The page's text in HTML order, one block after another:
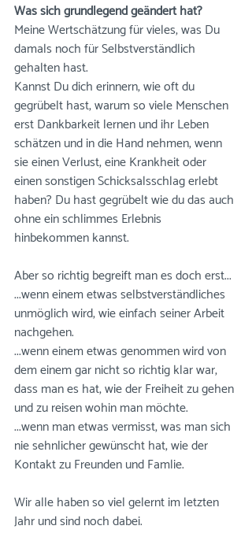
Was sich grundlegend geändert hat?
Meine Wertschätzung für vieles, was Du
damals noch für Selbstverständlich
gehalten hast.
Kannst Du dich erinnern, wie oft du
gegrübelt hast, warum so viele Menschen
erst Dankbarkeit lernen und ihr Leben
schätzen und in die Hand nehmen, wenn
sie einen Verlust, eine Krankheit oder
einen sonstigen Schicksalsschlag erlebt
haben? Du hast gegrübelt wie du das auch
ohne ein schlimmes Erlebnis
hinbekommen kannst.
Aber so richtig begreift man es doch erst...
...wenn einem etwas selbstverständliches
unmöglich wird, wie einfach seiner Arbeit
nachgehen.
...wenn einem etwas genommen wird von
dem einem gar nicht so richtig klar war,
dass man es hat, wie der Freiheit zu gehen
und zu reisen wohin man möchte.
...wenn man etwas vermisst, was man sich
nie sehnlicher gewünscht hat, wie der
Kontakt zu Freunden und Famlie.
Wir alle haben so viel gelernt im letzten
Jahr und sind noch dabei.